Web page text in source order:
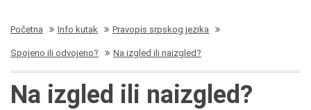
Početna Info kutak Pravopis srpskog jezika
Spojeno ili odvojeno? Na izgled ili naizgled?
Na izgled ili naizgled?